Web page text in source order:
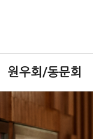
원우회/동문회